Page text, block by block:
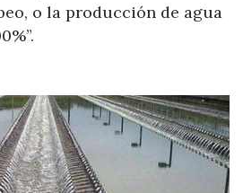
o la producción de agua